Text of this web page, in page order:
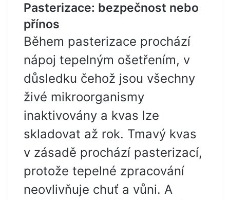
Pasterizace: bezpečnost nebo
přínos
Během pasterizace prochází
nápoj tepelným ošetřením, v
důsledku čehož jsou všechny
živé mikroorganismy
inaktivovány a kvas lze
skladovat až rok. Tmavý kvas
v zásadě prochází pasterizací,
protože tepelné zpracování
neovlivňuje chuť a vůni. A